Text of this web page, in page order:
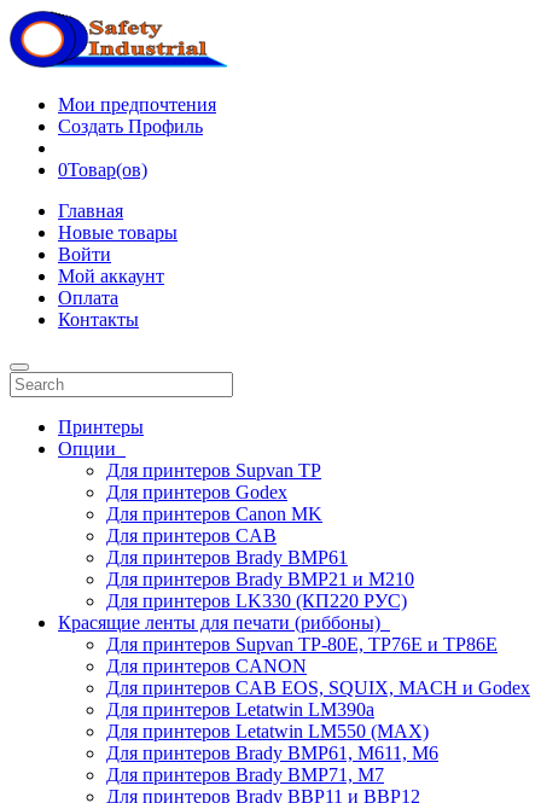
Мои предпочтения
Создать Профиль
0Товар(ов)
Главная
Новые товары
Войти
Мой аккаунт
Оплата
Контакты
Принтеры
Опции
Для принтеров Supvan TP
Для принтеров Godex
Для принтеров Canon MK
Для принтеров CAB
Для принтеров Brady BMP61
Для принтеров Brady BMP21 и M210
Для принтеров LK330 (КП220 РУС)
Красящие ленты для печати (риббоны)
Для принтеров Supvan TP-80E, TP76E и TP86E
Для принтеров CANON
Для принтеров CAB EOS, SQUIX, MACH и Godex
Для принтеров Letatwin LM390a
Для принтеров Letatwin LM550 (MAX)
Для принтеров Brady BMP61, M611, M6
Для принтеров Brady BMP71, M7
Для принтеров Brady BBP11 и BBP12